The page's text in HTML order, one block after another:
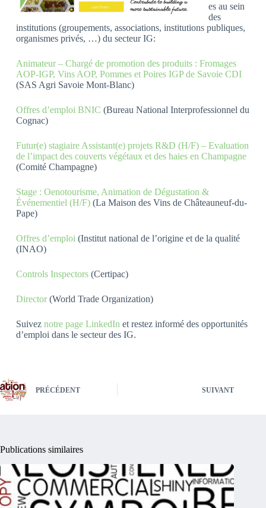
es au sein
des
institutions (groupements, associations, institutions publiques,
organismes privés, …) du secteur IG:
Animateur – Chargé de promotion des produits : Fromages
AOP-IGP, Vins AOP, Pommes et Poires IGP de Savoie CDI
(SAS Agri Savoie Mont-Blanc)
Offres d’emploi BNIC (Bureau National Interprofessionnel du
Cognac)
Futur(e) stagiaire Assistant(e) projets R&D (H/F) – Evaluation
de l’impact des couverts végétaux et des haies en Champagne
(Comité Champagne)
Stage : Oenotourisme, Animation de Dégustation &
Événementiel (H/F)(La Maison des Vins de Châteauneuf-du-
Pape)
Offres d’emploi (Institut national de l’origine et de la qualité
(INAO)
Controls Inspectors(Certipac)
Director(World Trade Organization)
Suivez notre page LinkedIn et restez informé des opportunités
d’emploi dans le secteur des IG.
PRÉCÉDENT SUIVANT
Publications similaires